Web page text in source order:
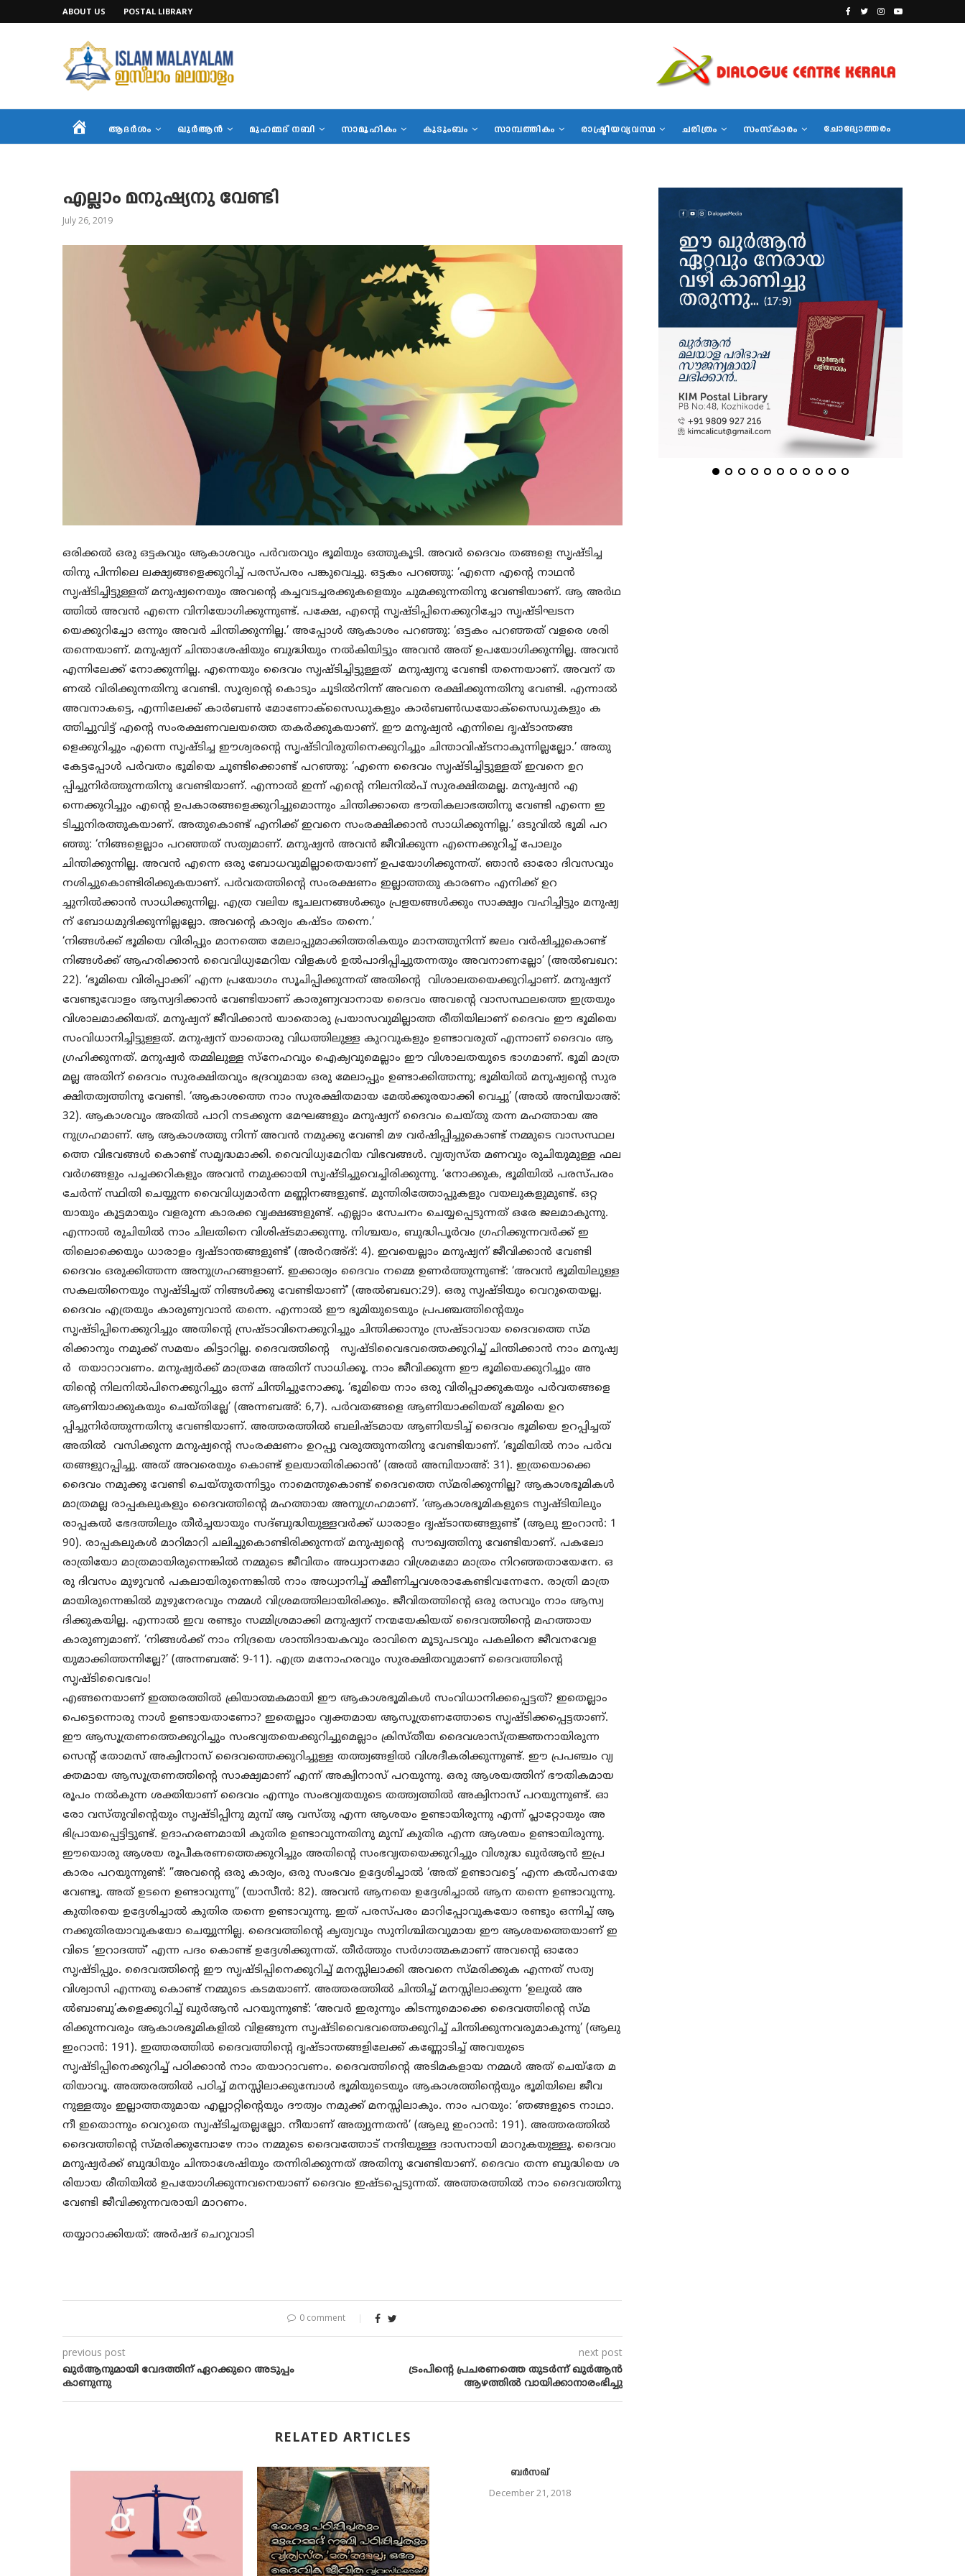
ABOUT US POSTAL LIBRARY
HOMEആദര്‍ശം ഖുര്‍ആന്‍ മുഹമ്മദ് നബി സാമൂഹികം കുടുംബം സാമ്പത്തികം രാഷ്ട്രീയവ്യവസ്ഥ ചരിത്രം സംസ്‌കാരം ചോദ്യോത്തരം
എല്ലാം മനുഷ്യനു വേണ്ടി
July 26, 2019
ഒരിക്കല്‍ ഒരു ഒട്ടകവും ആകാശവും പര്‍വതവും ഭൂമിയും ഒത്തുകൂടി. അവര്‍ ദൈവം തങ്ങളെ സൃഷ്ടിച്ച
തിനു പിന്നിലെ ലക്ഷ്യങ്ങളെക്കുറിച്ച് പരസ്പരം പങ്കുവെച്ചു. ഒട്ടകം പറഞ്ഞു: ‘എന്നെ എന്റെ നാഥന്‍
സൃഷ്ടിച്ചിട്ടുള്ളത് മനുഷ്യനെയും അവന്റെ കച്ചവടച്ചരക്കുകളെയും ചുമക്കുന്നതിനു വേണ്ടിയാണ്. ആ അര്‍ഥ
ത്തില്‍ അവന്‍ എന്നെ വിനിയോഗിക്കുന്നുണ്ട്. പക്ഷേ, എന്റെ സൃഷ്ടിപ്പിനെക്കുറിച്ചോ സൃഷ്ടിഘടന
യെക്കുറിച്ചോ ഒന്നും അവര്‍ ചിന്തിക്കുന്നില്ല.’ അപ്പോള്‍ ആകാശം പറഞ്ഞു: ‘ഒട്ടകം പറഞ്ഞത് വളരെ ശരി
തന്നെയാണ്. മനുഷ്യന് ചിന്താശേഷിയും ബുദ്ധിയും നല്‍കിയിട്ടും അവന്‍ അത് ഉപയോഗിക്കുന്നില്ല. അവന്‍
എന്നിലേക്ക് നോക്കുന്നില്ല. എന്നെയും ദൈവം സൃഷ്ടിച്ചിട്ടുള്ളത് മനുഷ്യനു വേണ്ടി തന്നെയാണ്. അവന് ത
ണല്‍ വിരിക്കുന്നതിനു വേണ്ടി. സൂര്യന്റെ കൊടും ചൂടില്‍നിന്ന് അവനെ രക്ഷിക്കുന്നതിനു വേണ്ടി. എന്നാല്‍
അവനാകട്ടെ, എന്നിലേക്ക് കാര്‍ബണ്‍ മോണോക്‌സൈഡുകളും കാര്‍ബണ്‍ഡയോക്‌സൈഡുകളും ക
ത്തിച്ചുവിട്ട് എന്റെ സംരക്ഷണവലയത്തെ തകര്‍ക്കുകയാണ്. ഈ മനുഷ്യന്‍ എന്നിലെ ദൃഷ്ടാന്തങ്ങ
ളെക്കുറിച്ചും എന്നെ സൃഷ്ടിച്ച ഈശ്വരന്റെ സൃഷ്ടിവിരുതിനെക്കുറിച്ചും ചിന്താവിഷ്ടനാകുന്നില്ലല്ലോ.’ അതു
കേട്ടപ്പോള്‍ പര്‍വതം ഭൂമിയെ ചൂണ്ടിക്കൊണ്ട് പറഞ്ഞു: ‘എന്നെ ദൈവം സൃഷ്ടിച്ചിട്ടുള്ളത് ഇവനെ ഉറ
പ്പിച്ചുനിര്‍ത്തുന്നതിനു വേണ്ടിയാണ്. എന്നാല്‍ ഇന്ന് എന്റെ നിലനില്‍പ് സുരക്ഷിതമല്ല. മനുഷ്യന്‍ എ
ന്നെക്കുറിച്ചും എന്റെ ഉപകാരങ്ങളെക്കുറിച്ചുമൊന്നും ചിന്തിക്കാതെ ഭൗതികലാഭത്തിനു വേണ്ടി എന്നെ ഇ
ടിച്ചുനിരത്തുകയാണ്. അതുകൊണ്ട് എനിക്ക് ഇവനെ സംരക്ഷിക്കാന്‍ സാധിക്കുന്നില്ല.’ ഒടുവില്‍ ഭൂമി പറ
ഞ്ഞു: ‘നിങ്ങളെല്ലാം പറഞ്ഞത് സത്യമാണ്. മനുഷ്യന്‍ അവന്‍ ജീവിക്കുന്ന എന്നെക്കുറിച്ച് പോലും
ചിന്തിക്കുന്നില്ല. അവന്‍ എന്നെ ഒരു ബോധവുമില്ലാതെയാണ് ഉപയോഗിക്കുന്നത്. ഞാന്‍ ഓരോ ദിവസവും
നശിച്ചുകൊണ്ടിരിക്കുകയാണ്. പര്‍വതത്തിന്റെ സംരക്ഷണം ഇല്ലാത്തതു കാരണം എനിക്ക് ഉറ
ച്ചുനില്‍ക്കാന്‍ സാധിക്കുന്നില്ല. എത്ര വലിയ ഭൂചലനങ്ങള്‍ക്കും പ്രളയങ്ങള്‍ക്കും സാക്ഷ്യം വഹിച്ചിട്ടും മനുഷ്യ
ന് ബോധമുദിക്കുന്നില്ലല്ലോ. അവന്റെ കാര്യം കഷ്ടം തന്നെ.’
‘നിങ്ങള്‍ക്ക് ഭൂമിയെ വിരിപ്പും മാനത്തെ മേലാപ്പുമാക്കിത്തരികയും മാനത്തുനിന്ന് ജലം വര്‍ഷിച്ചുകൊണ്ട്
നിങ്ങള്‍ക്ക് ആഹരിക്കാന്‍ വൈവിധ്യമേറിയ വിളകള്‍ ഉല്‍പാദിപ്പിച്ചുതന്നതും അവനാണല്ലോ’ (അല്‍ബഖറ:
22). ‘ഭൂമിയെ വിരിപ്പാക്കി’ എന്ന പ്രയോഗം സൂചിപ്പിക്കുന്നത് അതിന്റെ വിശാലതയെക്കുറിച്ചാണ്. മനുഷ്യന്
വേണ്ടുവോളം ആസ്വദിക്കാന്‍ വേണ്ടിയാണ് കാരുണ്യവാനായ ദൈവം അവന്റെ വാസസ്ഥലത്തെ ഇത്രയും
വിശാലമാക്കിയത്. മനുഷ്യന് ജീവിക്കാന്‍ യാതൊരു പ്രയാസവുമില്ലാത്ത രീതിയിലാണ് ദൈവം ഈ ഭൂമിയെ
സംവിധാനിച്ചിട്ടുള്ളത്. മനുഷ്യന് യാതൊരു വിധത്തിലുള്ള കുറവുകളും ഉണ്ടാവരുത് എന്നാണ് ദൈവം ആ
ഗ്രഹിക്കുന്നത്. മനുഷ്യര്‍ തമ്മിലുള്ള സ്‌നേഹവും ഐക്യവുമെല്ലാം ഈ വിശാലതയുടെ ഭാഗമാണ്. ഭൂമി മാത്ര
മല്ല അതിന് ദൈവം സുരക്ഷിതവും ഭദ്രവുമായ ഒരു മേലാപ്പും ഉണ്ടാക്കിത്തന്നു; ഭൂമിയില്‍ മനുഷ്യന്റെ സുര
ക്ഷിതത്വത്തിനു വേണ്ടി. ‘ആകാശത്തെ നാം സുരക്ഷിതമായ മേല്‍ക്കൂരയാക്കി വെച്ചു’ (അല്‍ അമ്പിയാഅ്:
32). ആകാശവും അതില്‍ പാറി നടക്കുന്ന മേഘങ്ങളും മനുഷ്യന് ദൈവം ചെയ്തു തന്ന മഹത്തായ അ
നുഗ്രഹമാണ്. ആ ആകാശത്തു നിന്ന് അവന്‍ നമുക്കു വേണ്ടി മഴ വര്‍ഷിപ്പിച്ചുകൊണ്ട് നമ്മുടെ വാസസ്ഥല
ത്തെ വിഭവങ്ങള്‍ കൊണ്ട് സമൃദ്ധമാക്കി. വൈവിധ്യമേറിയ വിഭവങ്ങള്‍. വ്യത്യസ്ത മണവും രുചിയുമുള്ള ഫല
വര്‍ഗങ്ങളും പച്ചക്കറികളും അവന്‍ നമുക്കായി സൃഷ്ടിച്ചുവെച്ചിരിക്കുന്നു. ‘നോക്കുക, ഭൂമിയില്‍ പരസ്പരം
ചേര്‍ന്ന് സ്ഥിതി ചെയ്യുന്ന വൈവിധ്യമാര്‍ന്ന മണ്ണിനങ്ങളുണ്ട്. മുന്തിരിത്തോപ്പുകളും വയലുകളുമുണ്ട്. ഒറ്റ
യായും കൂട്ടമായും വളരുന്ന കാരക്ക വൃക്ഷങ്ങളുണ്ട്. എല്ലാം സേചനം ചെയ്യപ്പെടുന്നത് ഒരേ ജലമാകുന്നു.
എന്നാല്‍ രുചിയില്‍ നാം ചിലതിനെ വിശിഷ്ടമാക്കുന്നു. നിശ്ചയം, ബുദ്ധിപൂര്‍വം ഗ്രഹിക്കുന്നവര്‍ക്ക് ഇ
തിലൊക്കെയും ധാരാളം ദൃഷ്ടാന്തങ്ങളുണ്ട്’ (അര്‍റഅ്ദ്: 4). ഇവയെല്ലാം മനുഷ്യന് ജീവിക്കാന്‍ വേണ്ടി
ദൈവം ഒരുക്കിത്തന്ന അനുഗ്രഹങ്ങളാണ്. ഇക്കാര്യം ദൈവം നമ്മെ ഉണര്‍ത്തുന്നുണ്ട്: ‘അവന്‍ ഭൂമിയിലുള്ള
സകലതിനെയും സൃഷ്ടിച്ചത് നിങ്ങള്‍ക്കു വേണ്ടിയാണ്’ (അല്‍ബഖറ:29). ഒരു സൃഷ്ടിയും വെറുതെയല്ല.
ദൈവം എത്രയും കാരുണ്യവാന്‍ തന്നെ. എന്നാല്‍ ഈ ഭൂമിയുടെയും പ്രപഞ്ചത്തിന്റെയും
സൃഷ്ടിപ്പിനെക്കുറിച്ചും അതിന്റെ സ്രഷ്ടാവിനെക്കുറിച്ചും ചിന്തിക്കാനും സ്രഷ്ടാവായ ദൈവത്തെ സ്മ
രിക്കാനും നമുക്ക് സമയം കിട്ടാറില്ല. ദൈവത്തിന്‍റെ സൃഷ്ടിവൈഭവത്തെക്കുറിച്ച് ചിന്തിക്കാന്‍ നാം മനുഷ്യ
ര്‍ തയാറാവണം. മനുഷ്യര്‍ക്ക് മാത്രമേ അതിന് സാധിക്കൂ. നാം ജീവിക്കുന്ന ഈ ഭൂമിയെക്കുറിച്ചും അ
തിന്റെ നിലനില്‍പിനെക്കുറിച്ചും ഒന്ന് ചിന്തിച്ചുനോക്കൂ. ‘ഭൂമിയെ നാം ഒരു വിരിപ്പാക്കുകയും പര്‍വതങ്ങളെ
ആണിയാക്കുകയും ചെയ്തില്ലേ’ (അന്നബഅ്: 6,7). പര്‍വതങ്ങളെ ആണിയാക്കിയത് ഭൂമിയെ ഉറ
പ്പിച്ചുനിര്‍ത്തുന്നതിനു വേണ്ടിയാണ്. അത്തരത്തില്‍ ബലിഷ്ടമായ ആണിയടിച്ച് ദൈവം ഭൂമിയെ ഉറപ്പിച്ചത്
അതില്‍ വസിക്കുന്ന മനുഷ്യന്റെ സംരക്ഷണം ഉറപ്പു വരുത്തുന്നതിനു വേണ്ടിയാണ്. ‘ഭൂമിയില്‍ നാം പര്‍വ
തങ്ങളുറപ്പിച്ചു. അത് അവരെയും കൊണ്ട് ഉലയാതിരിക്കാന്‍’ (അല്‍ അമ്പിയാഅ്: 31). ഇത്രയൊക്കെ
ദൈവം നമുക്കു വേണ്ടി ചെയ്തുതന്നിട്ടും നാമെന്തുകൊണ്ട് ദൈവത്തെ സ്മരിക്കുന്നില്ല? ആകാശഭൂമികള്‍
മാത്രമല്ല രാപ്പകലുകളും ദൈവത്തിന്‍റെ മഹത്തായ അനുഗ്രഹമാണ്. ‘ആകാശഭൂമികളുടെ സൃഷ്ടിയിലും
രാപ്പകല്‍ ഭേദത്തിലും തീര്‍ച്ചയായും സദ്ബുദ്ധിയുള്ളവര്‍ക്ക് ധാരാളം ദൃഷ്ടാന്തങ്ങളുണ്ട്’ (ആലു ഇംറാന്‍: 1
90). രാപ്പകലുകള്‍ മാറിമാറി ചലിച്ചുകൊണ്ടിരിക്കുന്നത് മനുഷ്യന്റെ സൗഖ്യത്തിനു വേണ്ടിയാണ്. പകലോ
രാത്രിയോ മാത്രമായിരുന്നെങ്കില്‍ നമ്മുടെ ജീവിതം അധ്വാനമോ വിശ്രമമോ മാത്രം നിറഞ്ഞതായേനേ. ഒ
രു ദിവസം മുഴുവന്‍ പകലായിരുന്നെങ്കില്‍ നാം അധ്വാനിച്ച് ക്ഷീണിച്ചവശരാകേണ്ടിവന്നേനേ. രാത്രി മാത്ര
മായിരുന്നെങ്കില്‍ മുഴുനേരവും നമ്മള്‍ വിശ്രമത്തിലായിരിക്കും. ജീവിതത്തിന്റെ ഒരു രസവും നാം ആസ്വ
ദിക്കുകയില്ല. എന്നാല്‍ ഇവ രണ്ടും സമ്മിശ്രമാക്കി മനുഷ്യന് നന്മയേകിയത് ദൈവത്തിന്‍റെ മഹത്തായ
കാരുണ്യമാണ്. ‘നിങ്ങള്‍ക്ക് നാം നിദ്രയെ ശാന്തിദായകവും രാവിനെ മൂടുപടവും പകലിനെ ജീവനവേള
യുമാക്കിത്തന്നില്ലേ?’ (അന്നബഅ്: 9-11). എത്ര മനോഹരവും സുരക്ഷിതവുമാണ് ദൈവത്തിന്‍റെ
സൃഷ്ടിവൈഭവം!
എങ്ങനെയാണ് ഇത്തരത്തില്‍ ക്രിയാത്മകമായി ഈ ആകാശഭൂമികള്‍ സംവിധാനിക്കപ്പെട്ടത്? ഇതെല്ലാം
പെട്ടെന്നൊരു നാള്‍ ഉണ്ടായതാണോ? ഇതെല്ലാം വ്യക്തമായ ആസൂത്രണത്തോടെ സൃഷ്ടിക്കപ്പെട്ടതാണ്.
ഈ ആസൂത്രണത്തെക്കുറിച്ചും സംഭവ്യതയെക്കുറിച്ചുമെല്ലാം ക്രിസ്തീയ ദൈവശാസ്ത്രജ്ഞനായിരുന്ന
സെന്റ് തോമസ് അക്വിനാസ് ദൈവത്തെക്കുറിച്ചുള്ള തത്ത്വങ്ങളില്‍ വിശദീകരിക്കുന്നുണ്ട്. ഈ പ്രപഞ്ചം വ്യ
ക്തമായ ആസൂത്രണത്തിന്റെ സാക്ഷ്യമാണ് എന്ന് അക്വിനാസ് പറയുന്നു. ഒരു ആശയത്തിന് ഭൗതികമായ
രൂപം നല്‍കുന്ന ശക്തിയാണ് ദൈവം എന്നും സംഭവ്യതയുടെ തത്ത്വത്തില്‍ അക്വിനാസ് പറയുന്നുണ്ട്. ഓ
രോ വസ്തുവിന്റെയും സൃഷ്ടിപ്പിനു മുമ്പ് ആ വസ്തു എന്ന ആശയം ഉണ്ടായിരുന്നു എന്ന് പ്ലാറ്റോയും അ
ഭിപ്രായപ്പെട്ടിട്ടുണ്ട്. ഉദാഹരണമായി കുതിര ഉണ്ടാവുന്നതിനു മുമ്പ് കുതിര എന്ന ആശയം ഉണ്ടായിരുന്നു.
ഈയൊരു ആശയ രൂപീകരണത്തെക്കുറിച്ചും അതിന്റെ സംഭവ്യതയെക്കുറിച്ചും വിശുദ്ധ ഖുര്‍ആന്‍ ഇപ്ര
കാരം പറയുന്നുണ്ട്: ”അവന്റെ ഒരു കാര്യം, ഒരു സംഭവം ഉദ്ദേശിച്ചാല്‍ ‘അത് ഉണ്ടാവട്ടെ’ എന്ന കല്‍പനയേ
വേണ്ടൂ. അത് ഉടനെ ഉണ്ടാവുന്നു” (യാസീന്‍: 82). അവന്‍ ആനയെ ഉദ്ദേശിച്ചാല്‍ ആന തന്നെ ഉണ്ടാവുന്നു.
കുതിരയെ ഉദ്ദേശിച്ചാല്‍ കുതിര തന്നെ ഉണ്ടാവുന്നു. ഇത് പരസ്പരം മാറിപ്പോവുകയോ രണ്ടും ഒന്നിച്ച് ആ
നക്കുതിരയാവുകയോ ചെയ്യുന്നില്ല. ദൈവത്തിന്‍റെ കൃത്യവും സുനിശ്ചിതവുമായ ഈ ആശയത്തെയാണ് ഇ
വിടെ ‘ഇറാദത്ത്’ എന്ന പദം കൊണ്ട് ഉദ്ദേശിക്കുന്നത്. തീര്‍ത്തും സര്‍ഗാത്മകമാണ് അവന്റെ ഓരോ
സൃഷ്ടിപ്പും. ദൈവത്തിന്‍റെ ഈ സൃഷ്ടിപ്പിനെക്കുറിച്ച് മനസ്സിലാക്കി അവനെ സ്മരിക്കുക എന്നത് സത്യ
വിശ്വാസി എന്നതു കൊണ്ട് നമ്മുടെ കടമയാണ്. അത്തരത്തില്‍ ചിന്തിച്ച് മനസ്സിലാക്കുന്ന ‘ഉലുല്‍ അ
ല്‍ബാബു’കളെക്കുറിച്ച് ഖുര്‍ആന്‍ പറയുന്നുണ്ട്: ‘അവര്‍ ഇരുന്നും കിടന്നുമൊക്കെ ദൈവത്തിന്‍റെ സ്മ
രിക്കുന്നവരും ആകാശഭൂമികളില്‍ വിളങ്ങുന്ന സൃഷ്ടിവൈഭവത്തെക്കുറിച്ച് ചിന്തിക്കുന്നവരുമാകുന്നു’ (ആലു
ഇംറാന്‍: 191). ഇത്തരത്തില്‍ ദൈവത്തിന്റെ ദൃഷ്ടാന്തങ്ങളിലേക്ക് കണ്ണോടിച്ച് അവയുടെ
സൃഷ്ടിപ്പിനെക്കുറിച്ച് പഠിക്കാന്‍ നാം തയാറാവണം. ദൈവത്തിന്‍റെ അടിമകളായ നമ്മള്‍ അത് ചെയ്‌തേ മ
തിയാവൂ. അത്തരത്തില്‍ പഠിച്ച് മനസ്സിലാക്കുമ്പോള്‍ ഭൂമിയുടെയും ആകാശത്തിന്റെയും ഭൂമിയിലെ ജീവ
നുള്ളതും ഇല്ലാത്തതുമായ എല്ലാറ്റിന്റെയും ദൗത്യം നമുക്ക് മനസ്സിലാകും. നാം പറയും: ‘ഞങ്ങളുടെ നാഥാ.
നീ ഇതൊന്നും വെറുതെ സൃഷ്ടിച്ചതല്ലല്ലോ. നീയാണ് അത്യുന്നതന്‍’ (ആലു ഇംറാന്‍: 191). അത്തരത്തില്‍
ദൈവത്തിന്‍റെ സ്മരിക്കുമ്പോഴേ നാം നമ്മുടെ ദൈവത്തോട് നന്ദിയുള്ള ദാസനായി മാറുകയുള്ളൂ. ദൈവo
മനുഷ്യര്‍ക്ക് ബുദ്ധിയും ചിന്താശേഷിയും തന്നിരിക്കുന്നത് അതിനു വേണ്ടിയാണ്. ദൈവo തന്ന ബുദ്ധിയെ ശ
രിയായ രീതിയില്‍ ഉപയോഗിക്കുന്നവനെയാണ് ദൈവം ഇഷ്ടപ്പെടുന്നത്. അത്തരത്തില്‍ നാം ദൈവത്തിനു
വേണ്ടി ജീവിക്കുന്നവരായി മാറണം.
തയ്യാറാക്കിയത്: അര്‍ഷദ് ചെറുവാടി
0 comment
previous post
ഖുര്‍ആനുമായി വേദത്തിന് ഏറക്കുറെ അടുപ്പം
കാണുന്നു
next post
ട്രംപിന്റെ പ്രചരണത്തെ തുടര്‍ന്ന് ഖുര്‍ആന്‍
ആഴത്തില്‍ വായിക്കാനാരംഭിച്ചു
RELATED ARTICLES
ബര്‍സഖ്
December 21, 2018